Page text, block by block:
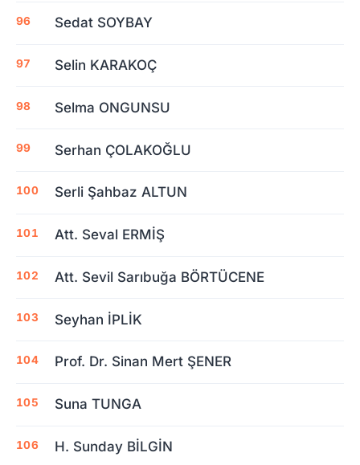
Sedat SOYBAY
Selin KARAKOÇ
Selma ONGUNSU
Serhan ÇOLAKOĞLU
Serli Şahbaz ALTUN
Att. Seval ERMİŞ
Att. Sevil Sarıbuğa BÖRTÜCENE
Seyhan İPLİK
Prof. Dr. Sinan Mert ŞENER
Suna TUNGA
H. Sunday BİLGİN